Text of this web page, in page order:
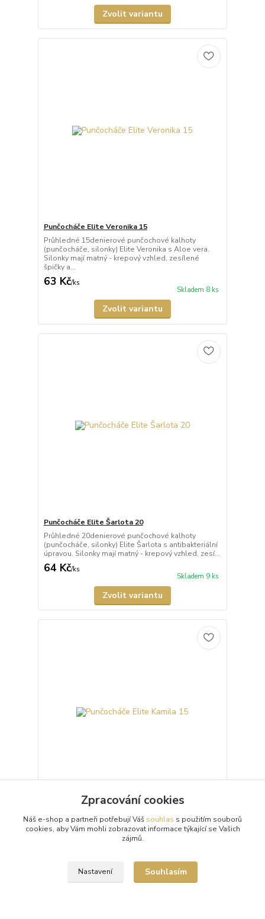
Zvolit variantu
Punčocháče Elite Veronika 15
Průhledné 15denierové punčochové kalhoty
(punčocháče, silonky) Elite Veronika s Aloe vera.
Silonky mají matný - krepový vzhled, zesílené
špičky a...
63 Kč/ks
Skladem 8 ks
Zvolit variantu
Punčocháče Elite Šarlota 20
Průhledné 20denierové punčochové kalhoty
(punčocháče, silonky) Elite Šarlota s antibakteriální
úpravou. Silonky mají matný - krepový vzhled, zesí...
64 Kč/ks
Skladem 9 ks
Zvolit variantu
Punčocháče Elite Kamila 15
Průhledné 15denierové punčochové kalhoty
(punčocháče, silonky) Elite Kamila s matným -
krepovým vzhledem, nezesíleným sedem, malým
Skladem 12 ks
Zpracování cookies
Náš e-shop a partneři potřebují Váš souhlas s použitím souborů
cookies, aby Vám mohli zobrazovat informace týkající se Vašich
zájmů.
Nastavení Souhlasím